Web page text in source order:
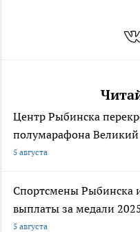
Центр Рыбинска
полумарафона
5 августа
Спортсмены Рыбинска
выплаты за медали
5 августа